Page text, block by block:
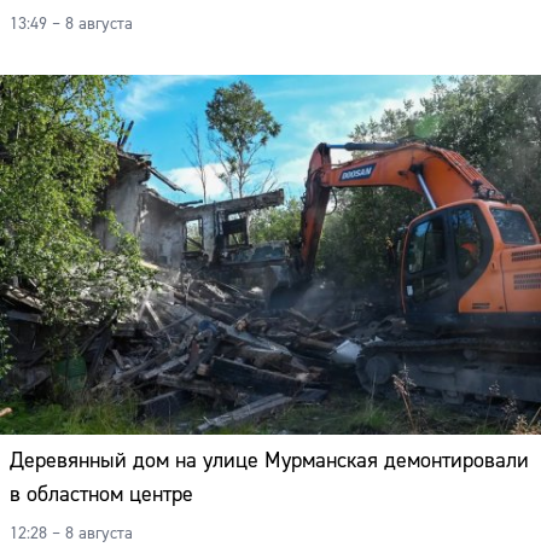
13:49 – 8 августа
Деревянный дом на улице Мурманская демонтировали
в областном центре
12:28 – 8 августа